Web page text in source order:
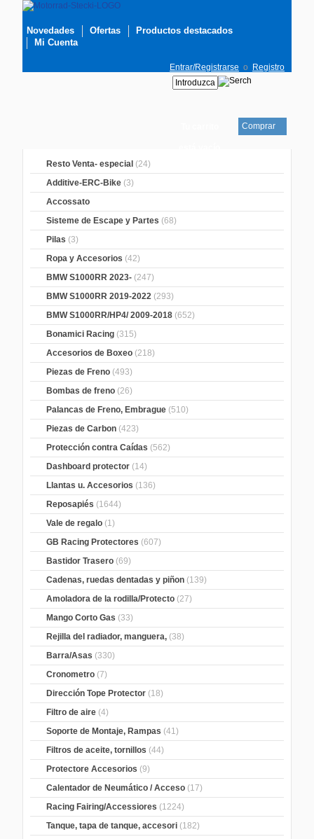
Novedades Ofertas
Productos destacados
Mi Cuenta
Entrar/Registrarse o Registro
Comprar
Resto Venta- especial (24)
Additive-ERC-Bike (3)
Accossato
Sisteme de Escape y Partes (68)
Pilas (3)
Ropa y Accesorios (42)
BMW S1000RR 2023- (247)
BMW S1000RR 2019-2022 (293)
BMW S1000RR/HP4/ 2009-2018 (652)
Bonamici Racing (315)
Accesorios de Boxeo (218)
Piezas de Freno (493)
Bombas de freno (26)
Palancas de Freno, Embrague (510)
Piezas de Carbon (423)
Protección contra Caídas (562)
Dashboard protector (14)
Llantas u. Accesorios (136)
Reposapiés (1644)
Vale de regalo (1)
GB Racing Protectores (607)
Bastidor Trasero (69)
Cadenas, ruedas dentadas y piñon (139)
Amoladora de la rodilla/Protecto (27)
Mango Corto Gas (33)
Rejilla del radiador, manguera, (38)
Barra/Asas (330)
Cronometro (7)
Dirección Tope Protector (18)
Filtro de aire (4)
Soporte de Montaje, Rampas (41)
Filtros de aceite, tornillos (44)
Protectore Accesorios (9)
Calentador de Neumático / Acceso (17)
Racing Fairing/Accessiores (1224)
Tanque, tapa de tanque, accesori (182)